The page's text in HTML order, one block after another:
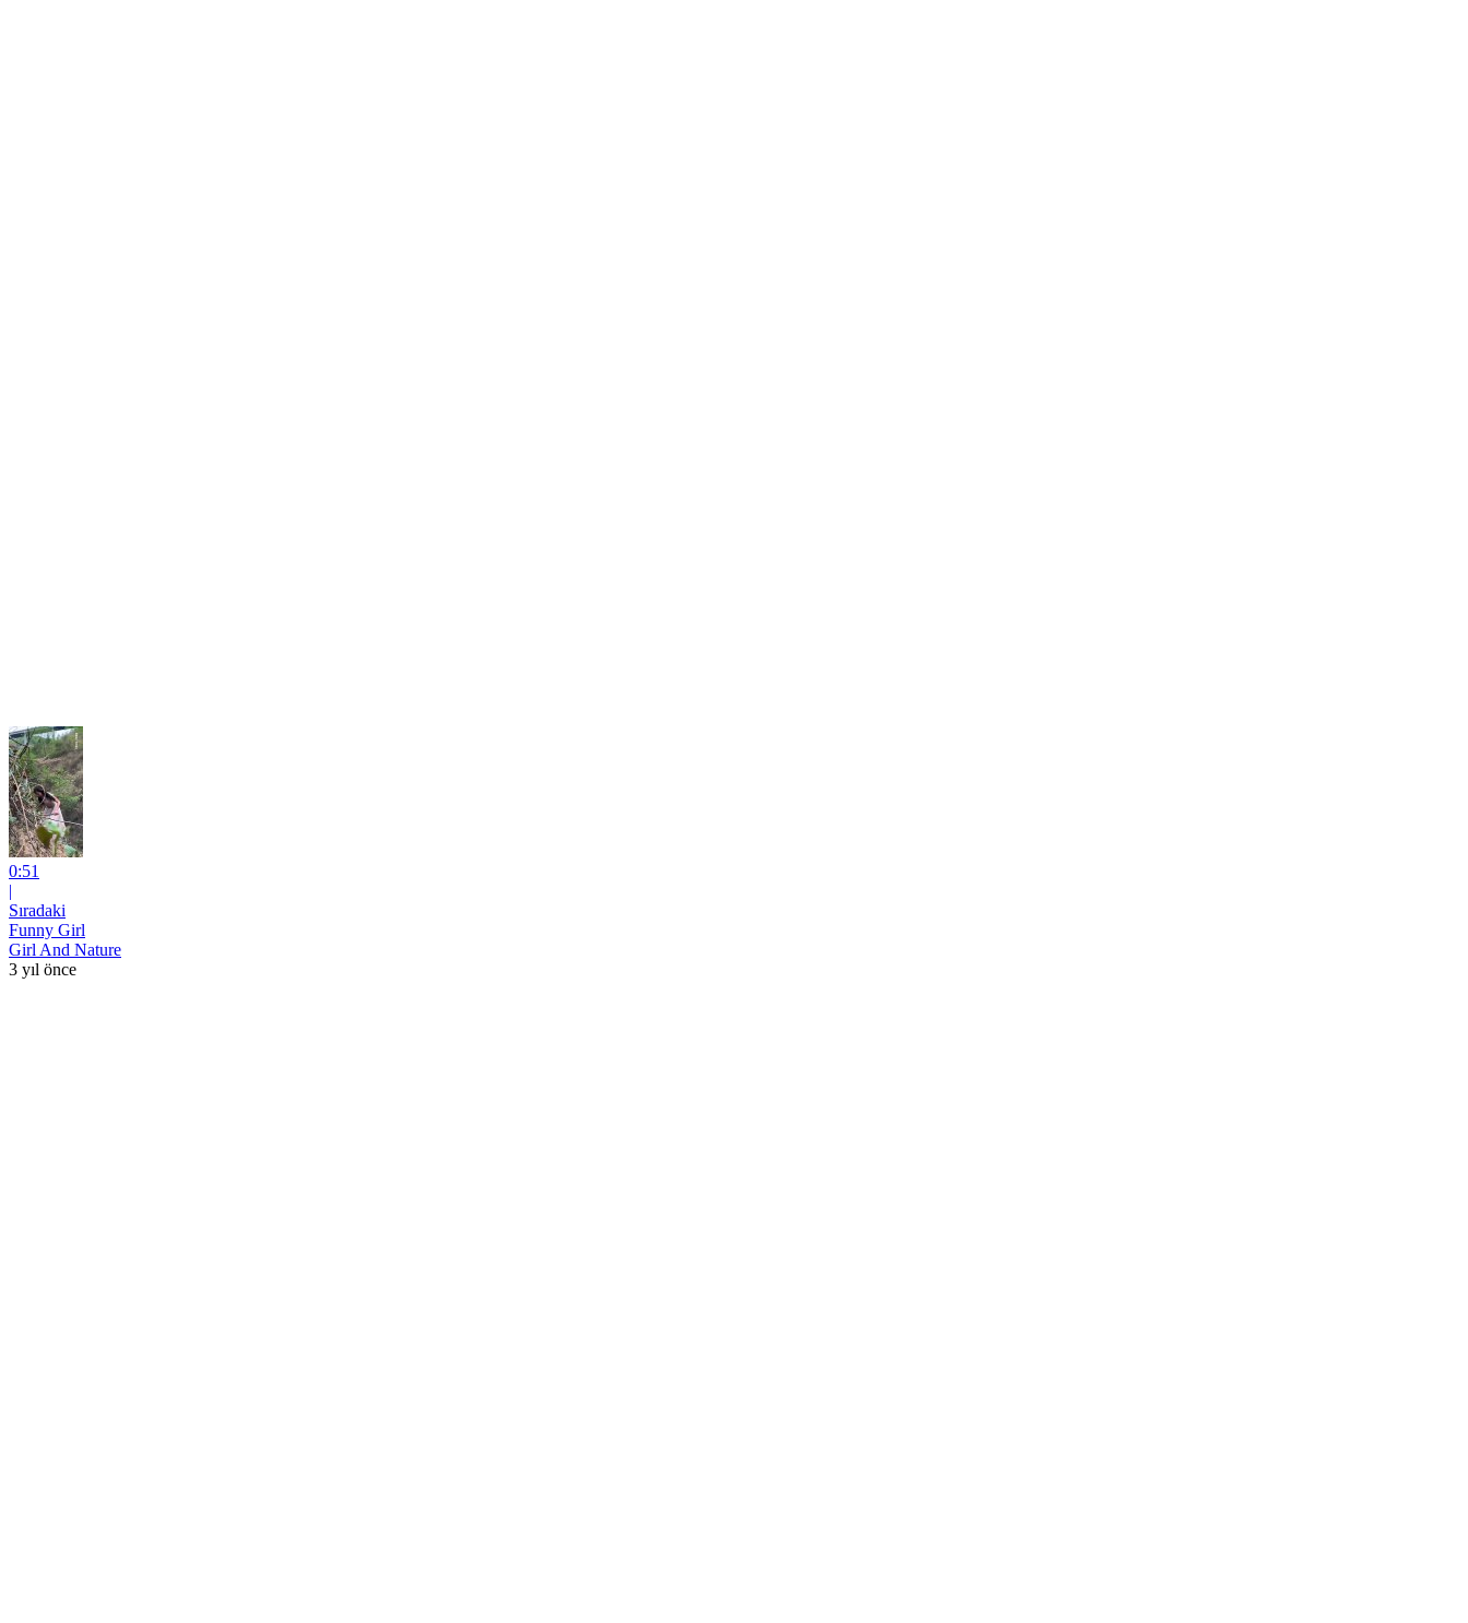
0:51
|
Sıradaki
Funny Girl
Girl And Nature
3 yıl önce